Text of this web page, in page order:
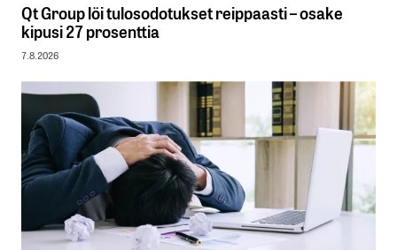
Qt Group löi tulosodotukset reippaasti – osake
kipusi 27 prosenttia
7.8.2026